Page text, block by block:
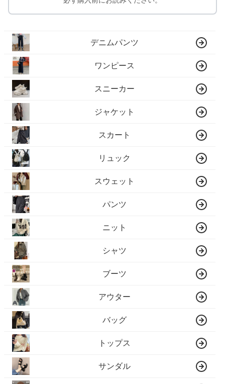
デニムパンツ
ワンピース
スニーカー
ジャケット
スカート
リュック
スウェット
パンツ
ニット
シャツ
ブーツ
アウター
バッグ
トップス
サンダル